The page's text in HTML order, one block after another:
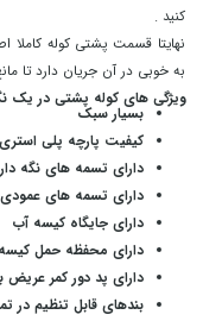
کنید .
نهایتا قسمت پشتی کوله
به خوبی در آن جریان دارد تا
ویژگی های کوله پشتی در یک
بسیار سبک
کیفیت پارچه پلی
دارای تسمه های نگه
دارای تسمه های عمودی
دارای جایگاه کیسه آب
دارای محفظه حمل
دارای پد دور کمر
بندهای قابل تنظیم در